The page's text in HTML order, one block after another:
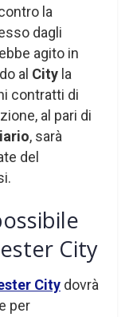
la
dagli
agito in
al City la
contratti di
al pari di
, sarà
del
City
City dovrà
per